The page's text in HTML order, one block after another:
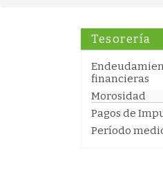
Tesorería
financieras
Morosidad
Pagos de
Período